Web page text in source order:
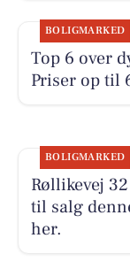
BOLIGMARKED
Top 6 over
Priser op til
BOLIGMARKED
Røllikevej
til salg
her.